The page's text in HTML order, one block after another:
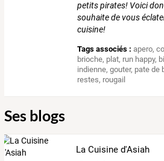
petits pirates! Voici
souhaite de vous
cuisine!
Tags associés : apero,
brioche, plat, run happy,
indienne,gouter, pate de
restes, rougail
Ses blogs
La Cuisine d'Asiah